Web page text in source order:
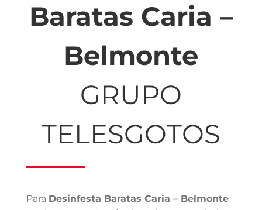
Baratas Caria –
Belmonte
GRUPO
TELESGOTOS
Para Desinfesta Baratas Caria – Belmonte